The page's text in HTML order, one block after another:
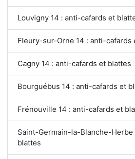
Louvigny 14 : anti-cafards et
Fleury-sur-Orne 14 : anti-cafards
Cagny 14 : anti-cafards et blattes
Bourguébus 14 : anti-cafards et
Frénouville 14 : anti-cafards et
Saint-Germain-la-Blanche-
blattes